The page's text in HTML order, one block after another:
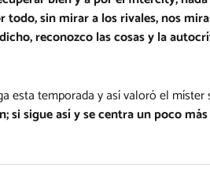
todo, sin mirar a los rivales, nos
reconozco las cosas y la
esta temporada y así valoró el míster
si sigue así y se centra un poco